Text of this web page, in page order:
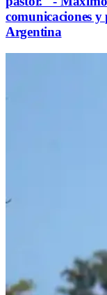
comunicaciones
Argentina